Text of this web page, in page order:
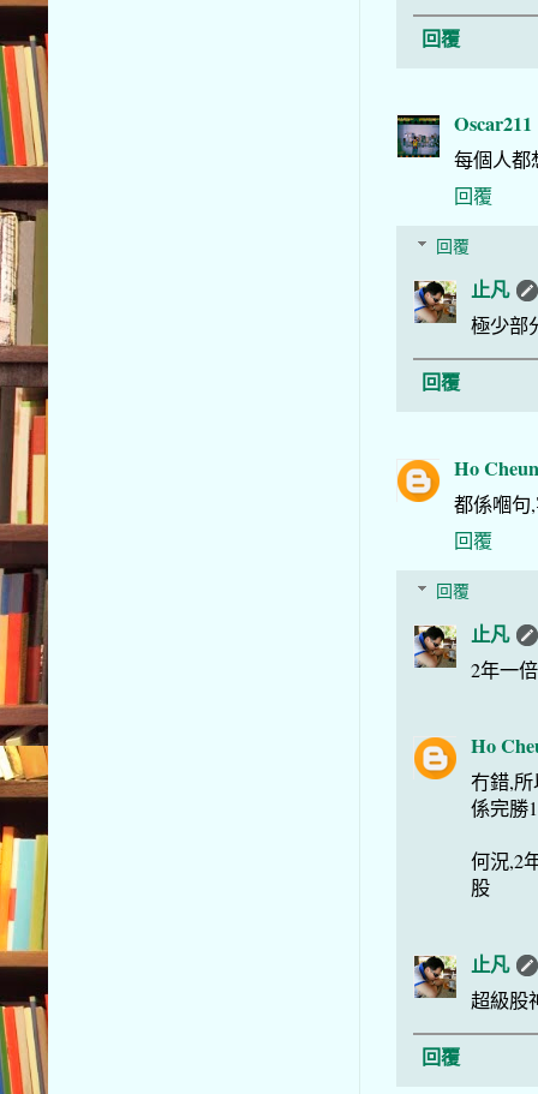
回覆
Oscar211
每個人都
回覆
回覆
止凡
極少部
回覆
Ho
都係嗰句
回覆
回覆
止凡
2年一
Ho
冇錯,
係完勝
何況,2
股
止凡
超級股
回覆